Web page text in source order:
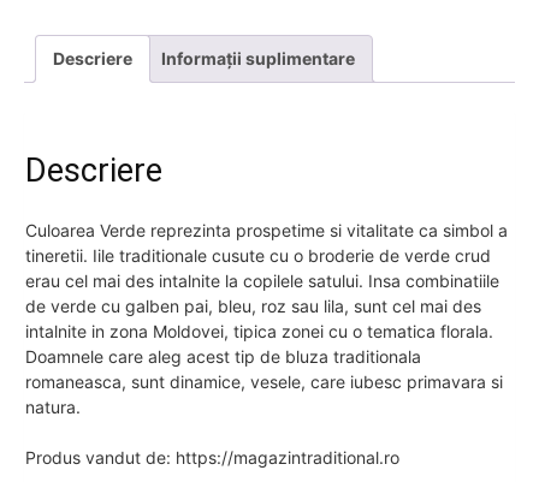
Descriere Informații suplimentare
Descriere
Culoarea Verde reprezinta prospetime si vitalitate ca simbol a
tineretii. Iile traditionale cusute cu o broderie de verde crud
erau cel mai des intalnite la copilele satului. Insa combinatiile
de verde cu galben pai, bleu, roz sau lila, sunt cel mai des
intalnite in zona Moldovei, tipica zonei cu o tematica florala.
Doamnele care aleg acest tip de bluza traditionala
romaneasca, sunt dinamice, vesele, care iubesc primavara si
natura.
Produs vandut de: https://magazintraditional.ro